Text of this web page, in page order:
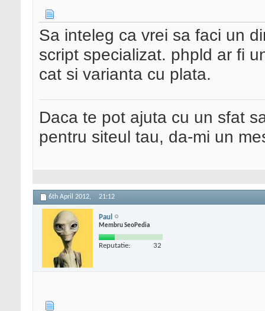
Sa inteleg ca vrei sa faci un
script specializat. phpld ar fi
cat si varianta cu plata.
Daca te pot ajuta cu un sfat
pentru siteul tau, da-mi un
6th April 2012, 21:12
Paul
Membru SeoPedia
Reputatie: 32